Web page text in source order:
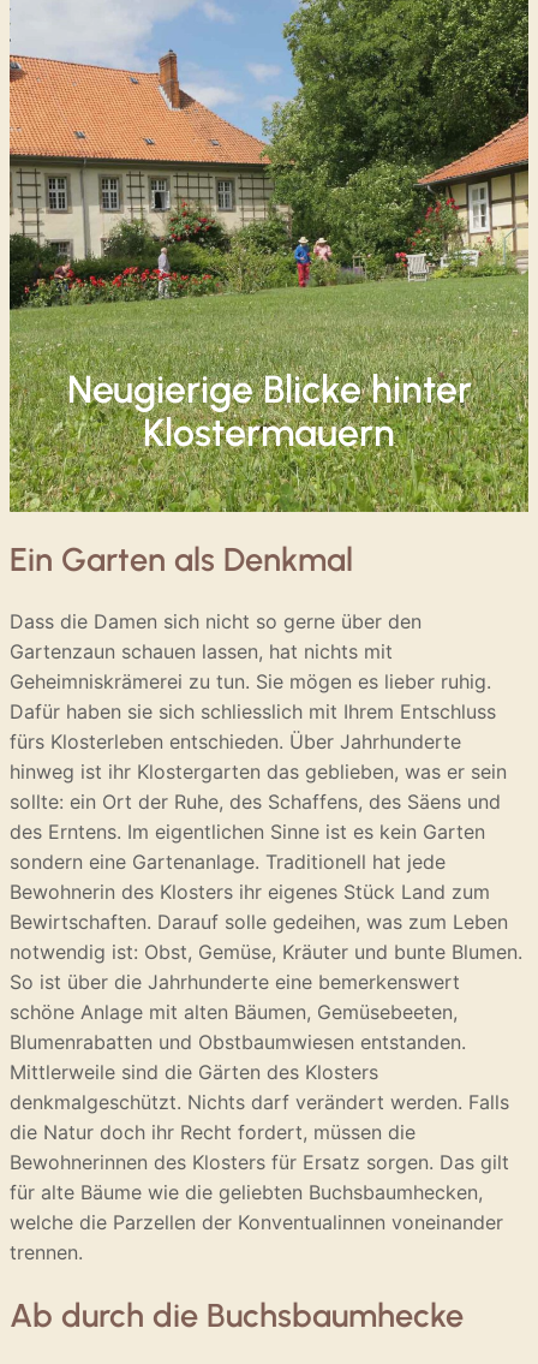
Neugierige Blicke hinter
Klostermauern
Ein Garten als Denkmal
Dass die Damen sich nicht so gerne über den
Gartenzaun schauen lassen, hat nichts mit
Geheimniskrämerei zu tun. Sie mögen es lieber ruhig.
Dafür haben sie sich schliesslich mit Ihrem Entschluss
fürs Klosterleben entschieden. Über Jahrhunderte
hinweg ist ihr Klostergarten das geblieben, was er sein
sollte: ein Ort der Ruhe, des Schaffens, des Säens und
des Erntens. Im eigentlichen Sinne ist es kein Garten
sondern eine Gartenanlage. Traditionell hat jede
Bewohnerin des Klosters ihr eigenes Stück Land zum
Bewirtschaften. Darauf solle gedeihen, was zum Leben
notwendig ist: Obst, Gemüse, Kräuter und bunte Blumen.
So ist über die Jahrhunderte eine bemerkenswert
schöne Anlage mit alten Bäumen, Gemüsebeeten,
Blumenrabatten und Obstbaumwiesen entstanden.
Mittlerweile sind die Gärten des Klosters
denkmalgeschützt. Nichts darf verändert werden. Falls
die Natur doch ihr Recht fordert, müssen die
Bewohnerinnen des Klosters für Ersatz sorgen. Das gilt
für alte Bäume wie die geliebten Buchsbaumhecken,
welche die Parzellen der Konventualinnen voneinander
trennen.
Ab durch die Buchsbaumhecke